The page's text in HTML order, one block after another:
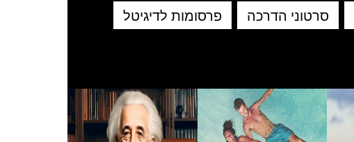
סרטוני הדרכה
פרסומות לדיגיטל